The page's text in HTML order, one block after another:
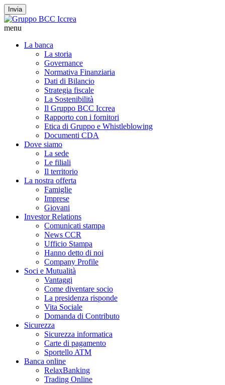
Invia
menu
La banca
La storia
Governance
Normativa Finanziaria
Dati di Bilancio
Strategia fiscale
La Sostenibilità
Il Gruppo BCC Iccrea
Rapporto con i fornitori
Etica di Gruppo e Whistleblowing
Documenti CDA
Dove siamo
La sede
Le filiali
Il territorio
La nostra offerta
Famiglie
Imprese
Giovani
Investor Relations
Comunicati stampa
News CCR
Ufficio Stampa
Hanno detto di noi
Company Profile
Soci e Mutualità
Vantaggi
Come diventare socio
La presidenza risponde
Vita Sociale
Domanda di Contributo
Sicurezza
Sicurezza informatica
Carte di pagamento
Sportello ATM
Banca online
RelaxBanking
Trading Online